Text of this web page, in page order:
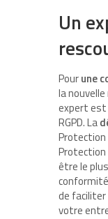
Un
Pourune
la
expert est
RGPD. La
Protection
Protection
être le
de faciliter
votre